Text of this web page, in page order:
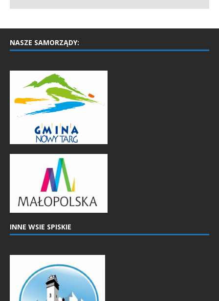
NASZE SAMORZĄDY:
INNE WSIE SPISKIE